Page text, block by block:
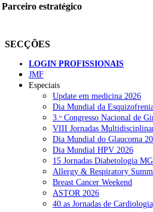
Parceiro estratégico
SECÇÕES
LOGIN PROFISSIONAIS
JMF
Especiais
Update em medicina 2026
Dia Mundial da
3.ᵒ Congresso Nacional de
VIII Jornadas
Dia Mundial do Glaucoma
Dia Mundial HPV 2026
15 Jornadas Diabetologia
Allergy & Respiratory
Breast Cancer Weekend
ASTOR 2026
40.as Jornadas de